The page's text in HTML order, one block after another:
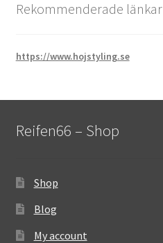
Rekommenderade länkar
https://www.hojstyling.se
Reifen66 – Shop
Shop
Blog
My account